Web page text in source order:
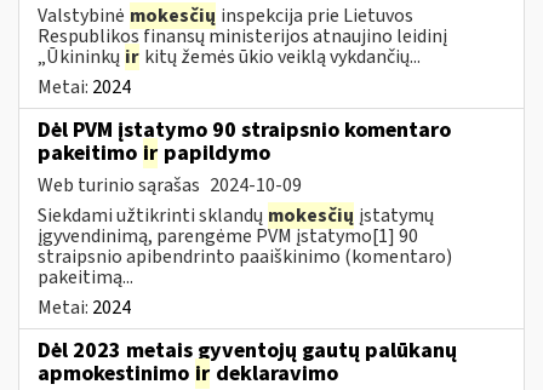
Valstybinė mokesčių inspekcija prie Lietuvos
Respublikos finansų ministerijos atnaujino leidinį
„Ūkininkų ir kitų žemės ūkio veiklą vykdančių...
Metai: 2024
Dėl PVM įstatymo 90 straipsnio komentaro
pakeitimo ir papildymo
Web turinio sąrašas 2024-10-09
Siekdami užtikrinti sklandų mokesčių įstatymų
įgyvendinimą, parengėme PVM įstatymo[1] 90
straipsnio apibendrinto paaiškinimo (komentaro)
pakeitimą...
Metai: 2024
Dėl 2023 metais gyventojų gautų palūkanų
apmokestinimo ir deklaravimo